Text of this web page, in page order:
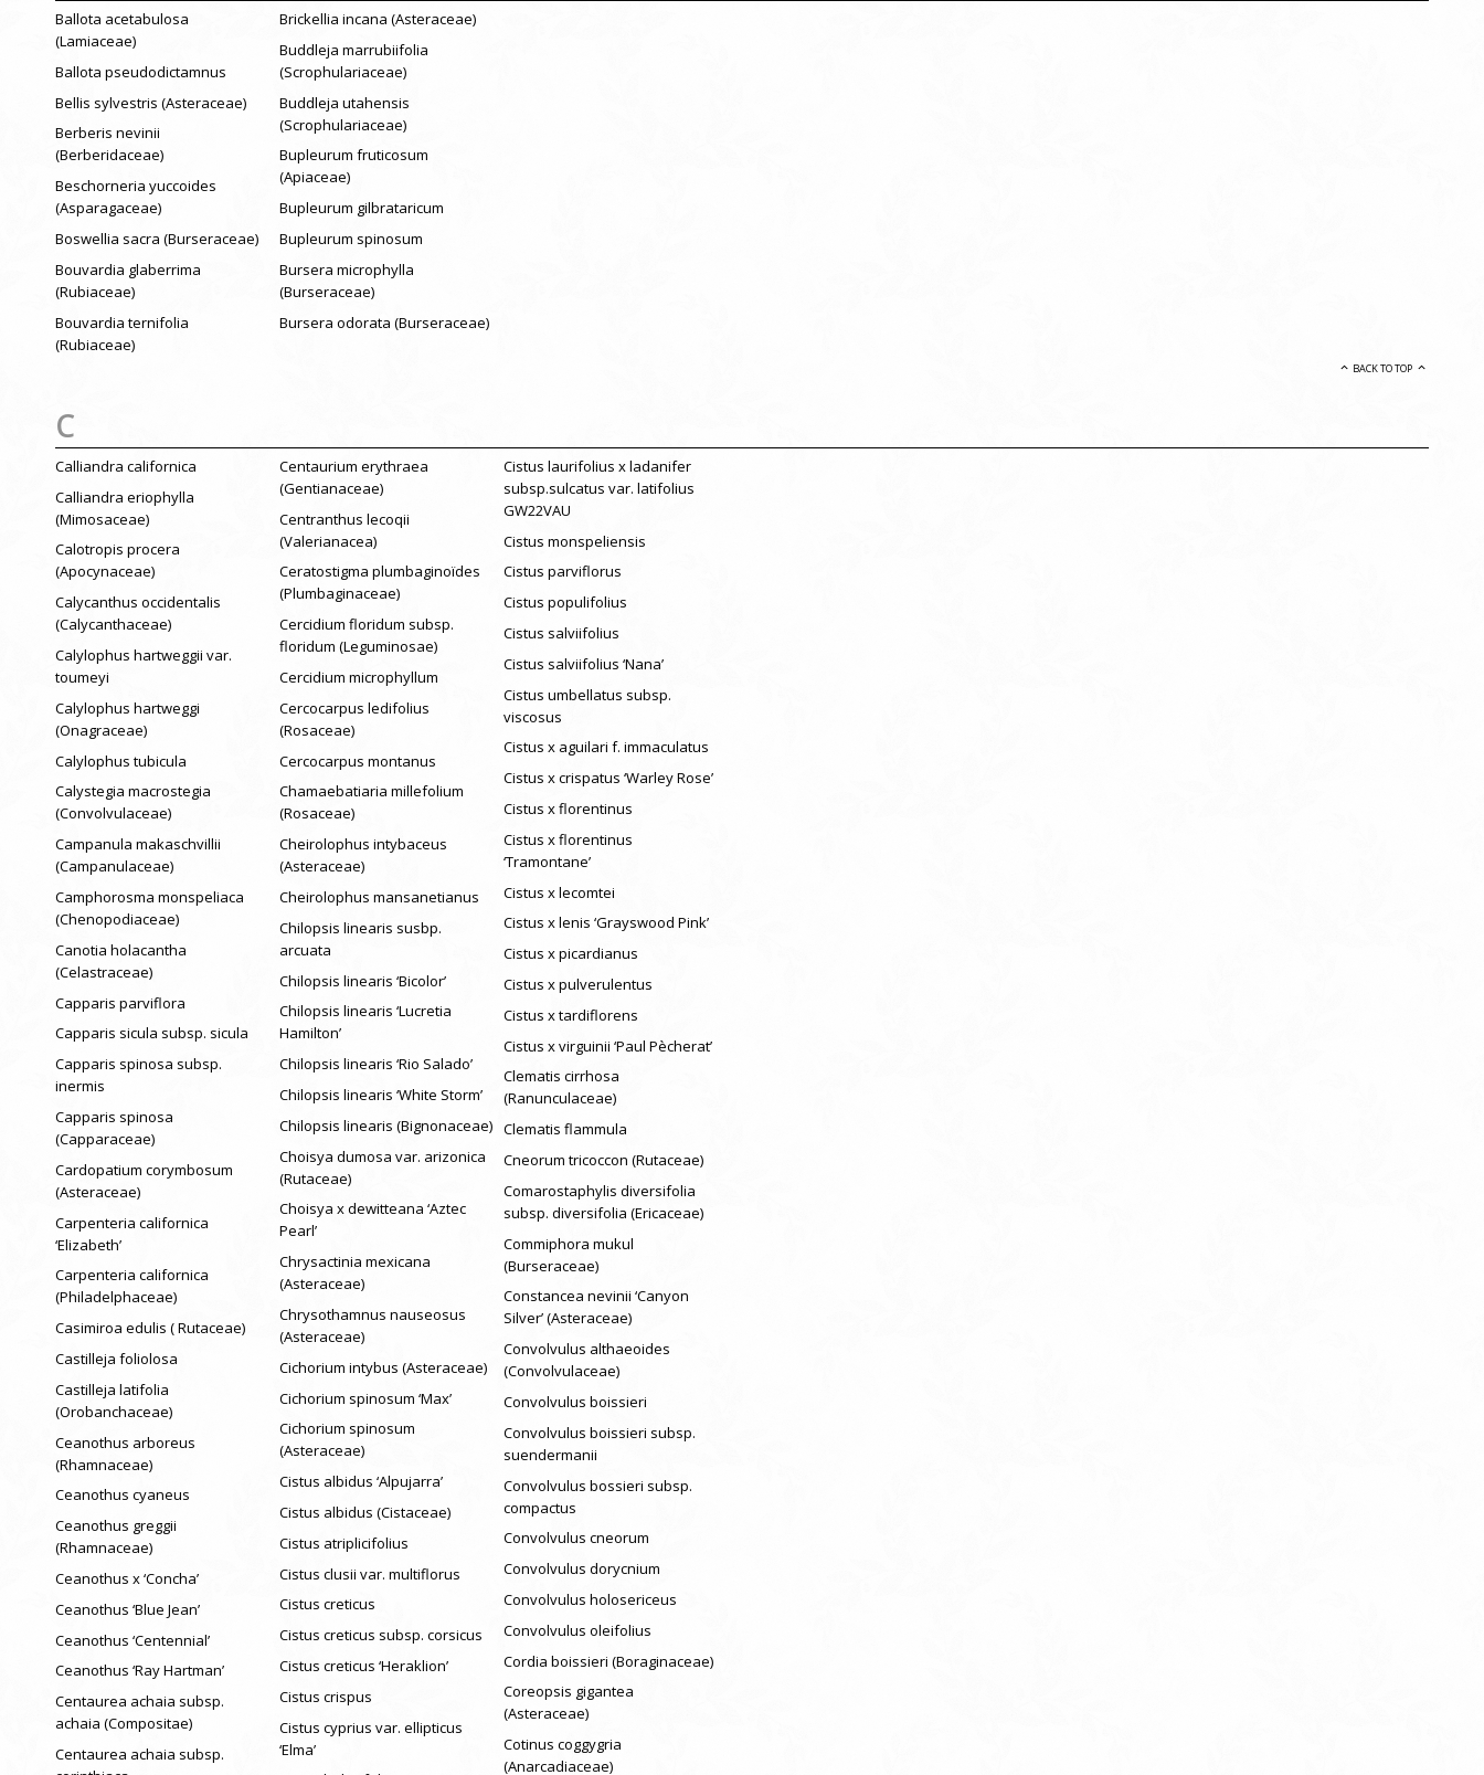
Ballota acetabulosa
(Lamiaceae)
Ballota pseudodictamnus
Bellis sylvestris (Asteraceae)
Berberis nevinii
(Berberidaceae)
Beschorneria yuccoides
(Asparagaceae)
Boswellia sacra (Burseraceae)
Bouvardia glaberrima
(Rubiaceae)
Bouvardia ternifolia
(Rubiaceae)
Brickellia incana (Asteraceae)
Buddleja marrubiifolia
(Scrophulariaceae)
Buddleja utahensis
(Scrophulariaceae)
Bupleurum fruticosum
(Apiaceae)
Bupleurum gilbrataricum
Bupleurum spinosum
Bursera microphylla
(Burseraceae)
Bursera odorata (Burseraceae)
BACK TO TOP
C
Calliandra californica
Calliandra eriophylla
(Mimosaceae)
Calotropis procera
(Apocynaceae)
Calycanthus occidentalis
(Calycanthaceae)
Calylophus hartweggii var.
toumeyi
Calylophus hartweggi
(Onagraceae)
Calylophus tubicula
Calystegia macrostegia
(Convolvulaceae)
Campanula makaschvillii
(Campanulaceae)
Camphorosma monspeliaca
(Chenopodiaceae)
Canotia holacantha
(Celastraceae)
Capparis parviflora
Capparis sicula subsp. sicula
Capparis spinosa subsp.
inermis
Capparis spinosa
(Capparaceae)
Cardopatium corymbosum
(Asteraceae)
Carpenteria californica
‘Elizabeth’
Carpenteria californica
(Philadelphaceae)
Casimiroa edulis ( Rutaceae)
Castilleja foliolosa
Castilleja latifolia
(Orobanchaceae)
Ceanothus arboreus
(Rhamnaceae)
Ceanothus cyaneus
Ceanothus greggii
(Rhamnaceae)
Ceanothus x ‘Concha’
Ceanothus ‘Blue Jean’
Ceanothus ‘Centennial’
Ceanothus ‘Ray Hartman’
Centaurea achaia subsp.
achaia (Compositae)
Centaurea achaia subsp.
Centaurium erythraea
(Gentianaceae)
Centranthus lecoqii
(Valerianacea)
Ceratostigma plumbaginoïdes
(Plumbaginaceae)
Cercidium floridum subsp.
floridum (Leguminosae)
Cercidium microphyllum
Cercocarpus ledifolius
(Rosaceae)
Cercocarpus montanus
Chamaebatiaria millefolium
(Rosaceae)
Cheirolophus intybaceus
(Asteraceae)
Cheirolophus mansanetianus
Chilopsis linearis susbp.
arcuata
Chilopsis linearis ‘Bicolor’
Chilopsis linearis ‘Lucretia
Hamilton’
Chilopsis linearis ‘Rio Salado’
Chilopsis linearis ‘White Storm’
Chilopsis linearis (Bignonaceae)
Choisya dumosa var. arizonica
(Rutaceae)
Choisya x dewitteana ‘Aztec
Pearl’
Chrysactinia mexicana
(Asteraceae)
Chrysothamnus nauseosus
(Asteraceae)
Cichorium intybus (Asteraceae)
Cichorium spinosum ‘Max’
Cichorium spinosum
(Asteraceae)
Cistus albidus ‘Alpujarra’
Cistus albidus (Cistaceae)
Cistus atriplicifolius
Cistus clusii var. multiflorus
Cistus creticus
Cistus creticus subsp. corsicus
Cistus creticus ‘Heraklion’
Cistus crispus
Cistus cyprius var. ellipticus
‘Elma’
Cistus laurifolius x ladanifer
subsp.sulcatus var. latifolius
GW22VAU
Cistus monspeliensis
Cistus parviflorus
Cistus populifolius
Cistus salviifolius
Cistus salviifolius ‘Nana’
Cistus umbellatus subsp.
viscosus
Cistus x aguilari f. immaculatus
Cistus x crispatus ‘Warley Rose’
Cistus x florentinus
Cistus x florentinus
‘Tramontane’
Cistus x lecomtei
Cistus x lenis ‘Grayswood Pink’
Cistus x picardianus
Cistus x pulverulentus
Cistus x tardiflorens
Cistus x virguinii ‘Paul Pècherat’
Clematis cirrhosa
(Ranunculaceae)
Clematis flammula
Cneorum tricoccon (Rutaceae)
Comarostaphylis diversifolia
subsp. diversifolia (Ericaceae)
Commiphora mukul
(Burseraceae)
Constancea nevinii ‘Canyon
Silver’ (Asteraceae)
Convolvulus althaeoides
(Convolvulaceae)
Convolvulus boissieri
Convolvulus boissieri subsp.
suendermanii
Convolvulus bossieri subsp.
compactus
Convolvulus cneorum
Convolvulus dorycnium
Convolvulus holosericeus
Convolvulus oleifolius
Cordia boissieri (Boraginaceae)
Coreopsis gigantea
(Asteraceae)
Cotinus coggygria
(Anarcadiaceae)